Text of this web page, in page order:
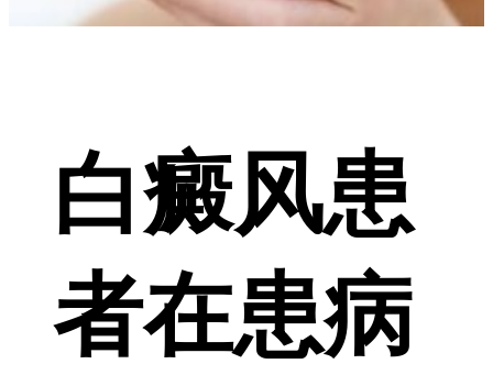
白癜风患
者在患病